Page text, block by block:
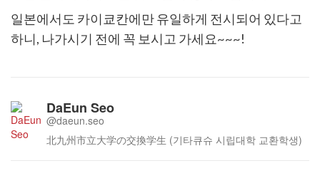
일본에서도 카이쿄칸에만 유일하게 전시되어 있다고
하니, 나가시기 전에 꼭 보시고 가세요~~~!
DaEun Seo
@daeun.seo
北九州市立大学の交換学生 (기타큐슈 시립대학 교환학생)